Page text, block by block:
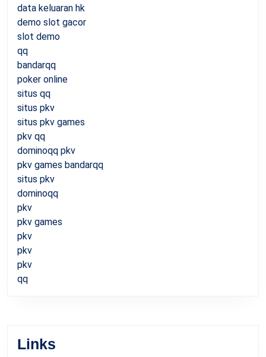
data keluaran hk
demo slot gacor
slot demo
qq
bandarqq
poker online
situs qq
situs pkv
situs pkv games
pkv qq
dominoqq pkv
pkv games bandarqq
situs pkv
dominoqq
pkv
pkv games
pkv
pkv
pkv
qq
Links